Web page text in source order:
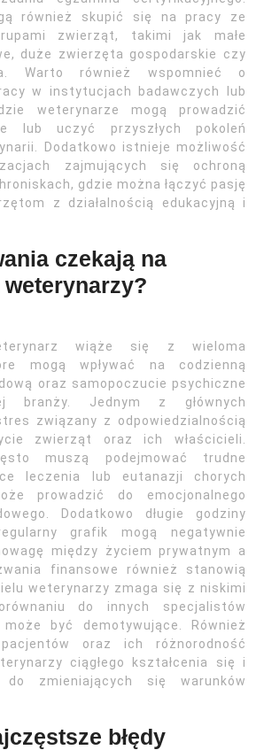
również skupić się na pracy ze
zwierząt, takimi jak małe
duże zwierzęta gospodarskie czy
Warto również wspomnieć o
w instytucjach badawczych lub
weterynarze mogą prowadzić
lub uczyć przyszłych pokoleń
Dodatkowo istnieje możliwość
zajmujących się ochroną
gdzie można łączyć pasję
z działalnością edukacyjną i
czekają na
weterynarzy?
wiąże się z wieloma
mogą wpływać na codzienną
oraz samopoczucie psychiczne
branży. Jednym z głównych
związany z odpowiedzialnością
zwierząt oraz ich właścicieli.
muszą podejmować trudne
leczenia lub eutanazji chorych
prowadzić do emocjonalnego
Dodatkowo długie godziny
grafik mogą negatywnie
między życiem prywatnym a
finansowe również stanowią
weterynarzy zmaga się z niskimi
do innych specjalistów
być demotywujące. Również
oraz ich różnorodność
ciągłego kształcenia się i
do zmieniających się warunków
błędy